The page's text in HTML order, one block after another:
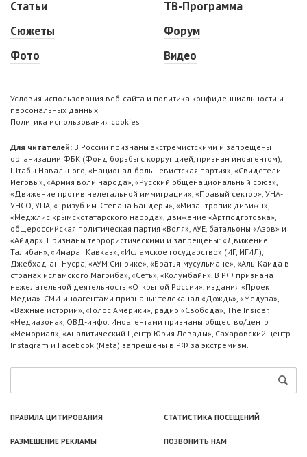
Статьи
Сюжеты
Фото
ТВ-Программа
Форум
Видео
Условия использования веб-сайта и политика конфиденциальности и
персональных данных
Политика использования cookies
Для читателей: В России признаны экстремистскими и запрещены
организации ФБК (Фонд борьбы с коррупцией, признан иноагентом),
Штабы Навального, «Национал-большевистская партия», «Свидетели
Иеговы», «Армия воли народа», «Русский общенациональный союз»,
«Движение против нелегальной иммиграции», «Правый сектор», УНА-
УНСО, УПА, «Тризуб им. Степана Бандеры», «Мизантропик дивижн»,
«Меджлис крымскотатарского народа», движение «Артподготовка»,
общероссийская политическая партия «Воля», АУЕ, батальоны «Азов» и
«Айдар». Признаны террористическими и запрещены: «Движение
Талибан», «Имарат Кавказ», «Исламское государство» (ИГ, ИГИЛ),
Джебхад-ан-Нусра, «АУМ Синрике», «Братья-мусульмане», «Аль-Каида в
странах исламского Магриба», «Сеть», «Колумбайн». В РФ признана
нежелательной деятельность «Открытой России», издания «Проект
Медиа». СМИ-иноагентами признаны: телеканал «Дождь», «Медуза»,
«Важные истории», «Голос Америки», радио «Свобода», The Insider,
«Медиазона», ОВД-инфо. Иноагентами признаны общество/центр
«Мемориал», «Аналитический Центр Юрия Левады», Сахаровский центр.
Instagram и Facebook (Metа) запрещены в РФ за экстремизм.
ПРАВИЛА ЦИТИРОВАНИЯ СТАТИСТИКА ПОСЕЩЕНИЙ
РАЗМЕЩЕНИЕ РЕКЛАМЫ ПОЗВОНИТЬ НАМ